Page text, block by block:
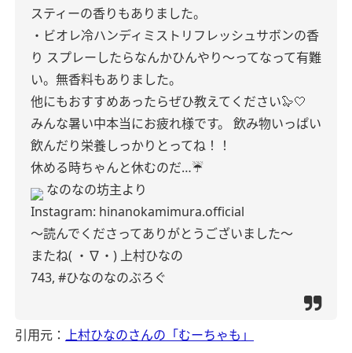
スティーの香りもありました。
・ビオレ冷ハンディミストリフレッシュサボンの香
り スプレーしたらなんかひんやり〜ってなって有難
い。無香料もありました。
他にもおすすめあったらぜひ教えてください🦭🤍
みんな暑い中本当にお疲れ様です。
飲み物いっぱい
飲んだり栄養しっかりとってね！！
休める時ちゃんと休むのだ…☔️
なのなの坊主より
Instagram: hinanokamimura.official
〜読んでくださってありがとうございました〜
またね( ・∇・) 上村ひなの
743, #ひなのなのぶろぐ
引用元： 上村ひなのさんの「むーちゃも」